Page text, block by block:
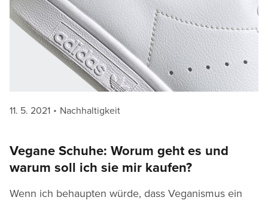
Posted
11. 5. 2021 Categories
Nachhaltigkeit
Vegane Schuhe: Worum geht es und
warum soll ich sie mir kaufen?
Wenn ich behaupten würde, dass Veganismus ein